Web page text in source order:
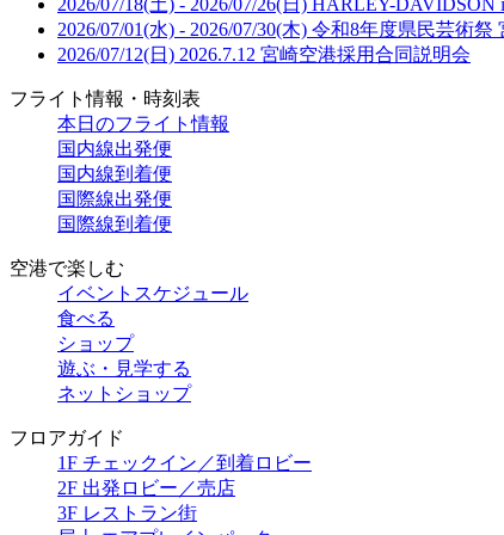
2026/07/01(水) - 2026/07/30(木) 令和8年度県民芸術祭
2026/07/12(日) 2026.7.12 宮崎空港採用合同説明会
フライト情報・時刻表
本日のフライト情報
国内線出発便
国内線到着便
国際線出発便
国際線到着便
空港で楽しむ
イベントスケジュール
食べる
ショップ
遊ぶ・見学する
ネットショップ
フロアガイド
1F チェックイン／到着ロビー
2F 出発ロビー／売店
3F レストラン街